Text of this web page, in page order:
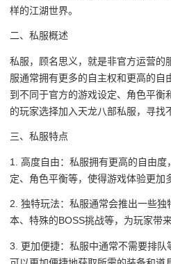
样的江湖世界。
二、私服概述
私服，顾名思义，就是非官方运营的
服通常拥有更多的自主权和更高的自
到不同于官方的游戏设定、角色平衡
的玩家选择加入天龙八部私服，寻找
三、私服特点
1. 高度自由：私服拥有更高的自由
定、角色平衡等，使得游戏体验更加
2. 独特玩法：私服通常会推出一些独
本、特殊的BOSS挑战等，为玩家带来
3. 更加便捷：私服中通常不需要排队